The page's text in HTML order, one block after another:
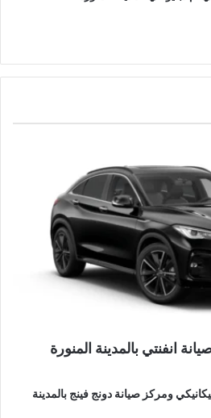
انفنتي بالمدينة المنورة
ومركز صيانة دونج فينج بالمدينة